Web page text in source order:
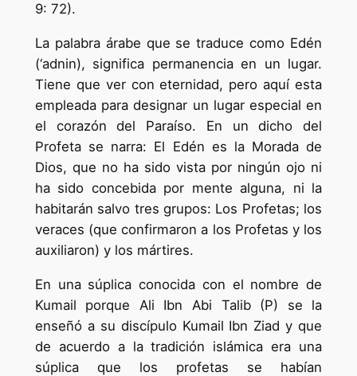
9: 72).
La palabra árabe que se traduce como Edén
(‘adnin), significa permanencia en un lugar.
Tiene que ver con eternidad, pero aquí esta
empleada para designar un lugar especial en
el corazón del Paraíso. En un dicho del
Profeta se narra: El Edén es la Morada de
Dios, que no ha sido vista por ningún ojo ni
ha sido concebida por mente alguna, ni la
habitarán salvo tres grupos: Los Profetas; los
veraces (que confirmaron a los Profetas y los
auxiliaron) y los mártires.
En una súplica conocida con el nombre de
Kumail porque Ali Ibn Abi Talib (P) se la
enseñó a su discípulo Kumail Ibn Ziad y que
de acuerdo a la tradición islámica era una
súplica que los profetas se habían